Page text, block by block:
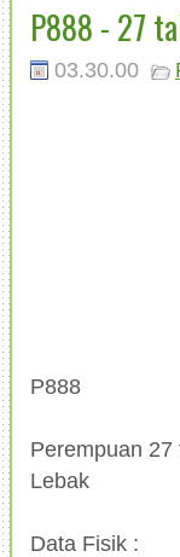
P888 - 27
03.30.00
P888
Perempuan
Lebak
Data Fisik :